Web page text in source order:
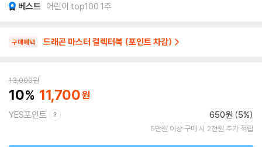
베스트 어린이 top100 1주
구매혜택 드래곤 마스터 컬렉터북 (포인트 차감)
13,000원
10 11,700
YES포인트 650원 (5%)
5만원 이상 구매 시 2천원 추가 적립